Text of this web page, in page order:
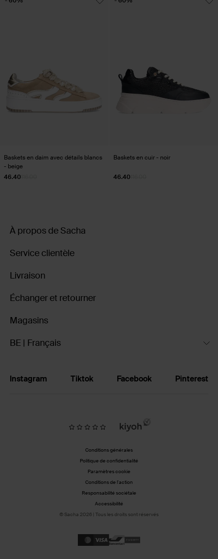
Baskets en daim avec détails blancs
- beige
46.40
Baskets en cuir - noir
46.40
À propos de Sacha
Service clientèle
Livraison
Échanger et retourner
Magasins
BE | Français
Instagram Tiktok Facebook Pinterest
Conditions générales
Politique de confidentialité
Paramètres cookie
Conditions de l'action
Responsabilité sociétale
Accessibilité
© Sacha 2026 | Tous les droits sont réservés